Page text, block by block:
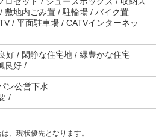
敷地内ごみ置 / 駐輪場 / バイク置
/ 平面駐車場 / CATVインターネッ
好 / 閑静な住宅地 / 緑豊かな住宅
良好 /
ン公営下水
/
、現状優先となります。